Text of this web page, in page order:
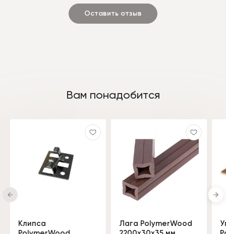
Оставить отзыв
Вам понадобится
Клипса
Лага PolymerWood